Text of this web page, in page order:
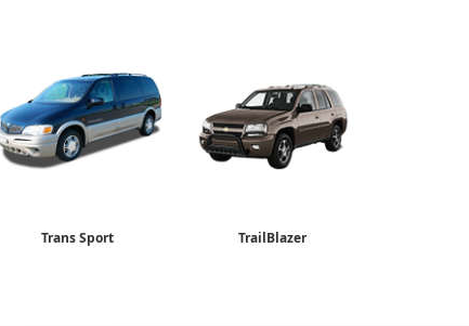
Trans Sport TrailBlazer